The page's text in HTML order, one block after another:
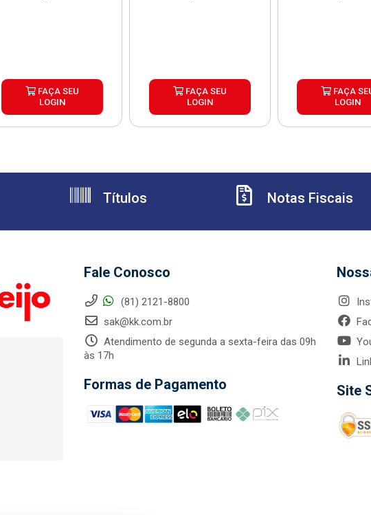
FAÇA SEU
LOGIN
FAÇA SEU
LOGIN
FAÇA
LOGIN
Títulos Notas Fiscais
Fale Conosco
(81) 2121-8800
sak@kk.com.br
Atendimento de segunda a sexta-feira das 09h
às 17h
Formas de Pagamento Site